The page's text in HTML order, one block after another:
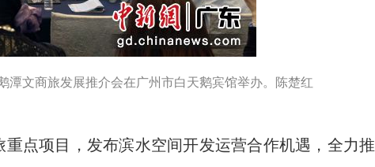
潭文商旅发展推介会在广州市白天鹅宾馆举办。陈楚红
项目，发布滨水空间开发运营合作机遇，全力推